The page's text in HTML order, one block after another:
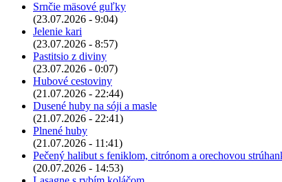
Srnčie mäsové guľky
(23.07.2026 - 9:04)
Jelenie kari
(23.07.2026 - 8:57)
Pastitsio z diviny
(23.07.2026 - 0:07)
Hubové cestoviny
(21.07.2026 - 22:44)
Dusené huby na sóji a masle
(21.07.2026 - 22:41)
Plnené huby
(21.07.2026 - 11:41)
Pečený halibut s feniklom, citrónom a orechovou
(20.07.2026 - 14:53)